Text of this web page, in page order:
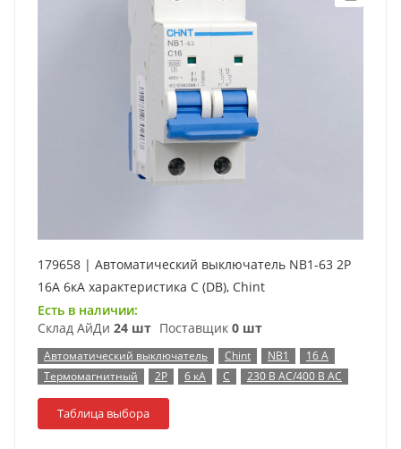
179658 | Автоматический выключатель NB1-63 2P
16А 6кА характеристика C (DB), Chint
Есть в наличии:
Склад АйДи 24 шт Поставщик 0 шт
Автоматический выключатель Chint NB1
16 А
Термомагнитный
2P 6 кА C 230 В AC/400 В AC
Таблица выбора